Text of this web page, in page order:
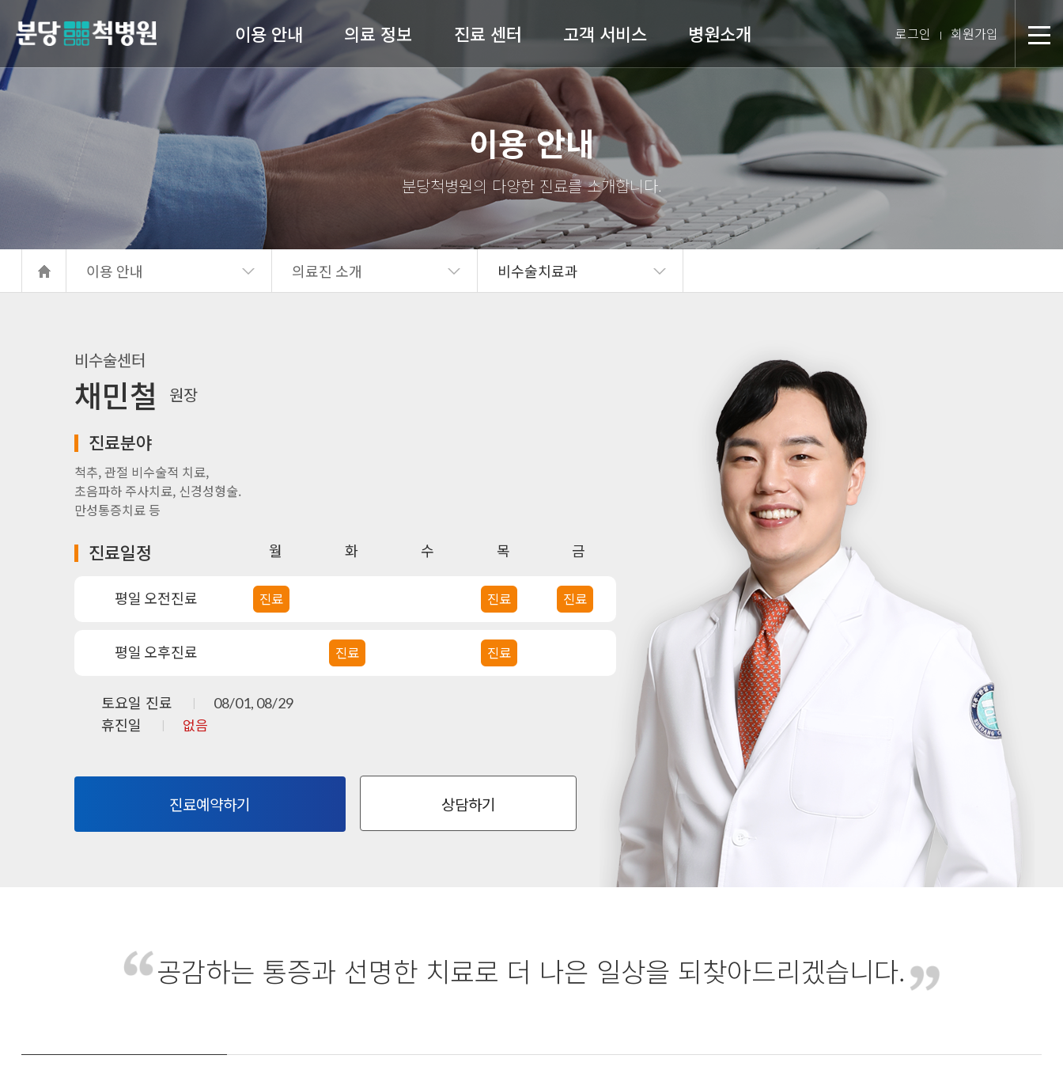
분
이용 안내
의료진 소개
진료안내
입퇴원 수속
서류발급안내
의료 정보
허리 / 목
어깨 / 팔
고관절 / 무릎 / 발
진료 센터
척추센터
관절센터
비수술센터
내과
도수재활센터
고객 서비스
공지사항
전문의 상담
온라인예약
완쾌 스토리
고객의 소리
자주 묻는 질문(FAQ)
병원소개
병원장 인사말
미션 & 핵심경영방침
척병원 스토리
스텝 소개
의료장비 소개
로그인 회원가입
이용 안내
이용 안내 의료진 소개 비수술치료과
비수술센터
채민철 원장
진료분야
척추, 관절 비수술적 치료,
초음파하 주사치료, 신경성형술.
만성통증치료 등
진료일정 월 화 수 목 금
평일 오전진료 진료 진료 진료
평일 오후진료 진료 진료
토요일 진료 08/01, 08/29
휴진일 없음
진료예약하기 상담하기
공감하는 통증과 선명한 치료로 더 나은 일상을 되찾아드리겠습니다.